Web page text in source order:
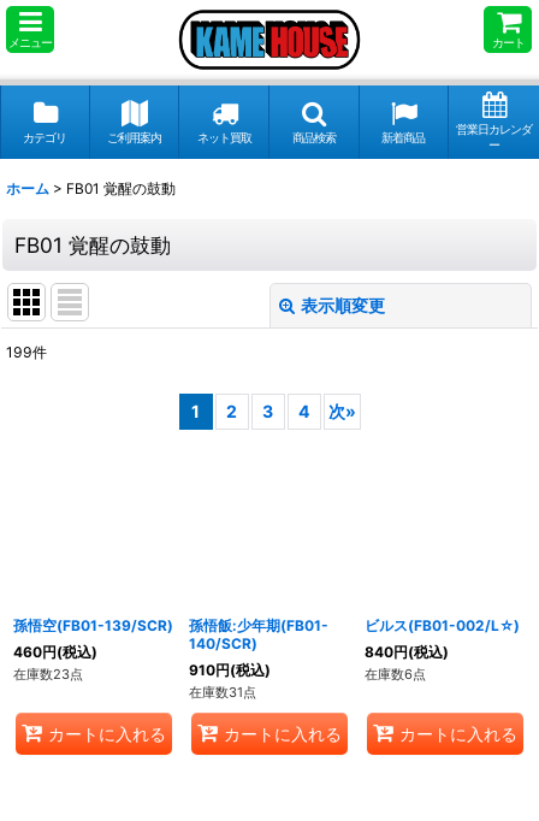
メニュー カート
カテゴリ ご利用案内 ネット買取 商品検索 新着商品
営業日カレンダ
ー
ホーム > FB01 覚醒の鼓動
FB01 覚醒の鼓動
表示順変更
199件
1 2 3 4 次»
孫悟空(FB01-139/SCR)
460円(税込)
在庫数23点
カートに入れる
孫悟飯:少年期(FB01-
140/SCR)
910円(税込)
在庫数31点
カートに入れる
ビルス(FB01-002/L☆)
840円(税込)
在庫数6点
カートに入れる